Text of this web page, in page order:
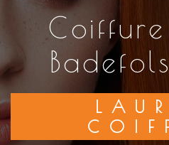
coiffure enfant
LAURENT